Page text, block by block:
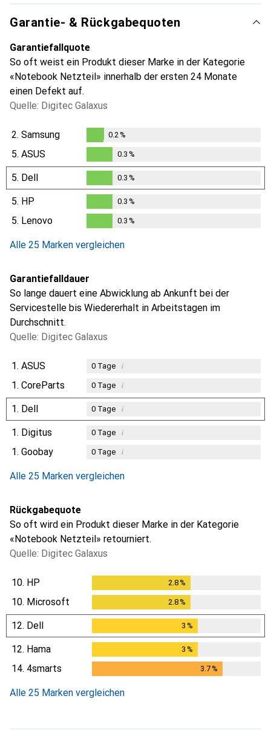
Garantie- & Rückgabequoten
Garantiefallquote
So oft weist ein Produkt dieser Marke in der Kategorie
«Notebook Netzteil» innerhalb der ersten 24 Monate
einen Defekt auf.
Quelle: Digitec Galaxus
2. Samsung
0.2%
0.2 %
5. ASUS
0.3%
0.3 %
5. Dell
0.3%
0.3 %
5. HP
0.3%
0.3 %
5. Lenovo 0.3 %
Alle 25 Marken vergleichen
Garantiefalldauer
So lange dauert eine Abwicklung ab Ankunft bei der
Servicestelle bis Wiedererhalt in Arbeitstagen im
Durchschnitt.
Quelle: Digitec Galaxus
1. ASUS 0Tage i
1. CoreParts 0Tage i
1. Dell 0Tage i
1. Digitus 0Tage i
1. Goobay 0Tage i
Alle 25 Marken vergleichen
Rückgabequote
So oft wird ein Produkt dieser Marke in der Kategorie
«Notebook Netzteil» retourniert.
Quelle: Digitec Galaxus
10. HP 2.8%
10. Microsoft 2.8%
12. Dell 3 %
12. Hama 3 %
14. 4smarts 3.7%
Alle 25 Marken vergleichen